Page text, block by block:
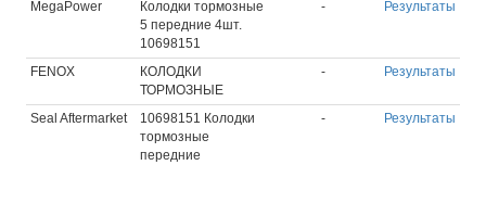
MegaPower
Колодки тормозные
5 передние 4шт.
10698151
- Результаты
FENOX
КОЛОДКИ
ТОРМОЗНЫЕ
- Результаты
Seal Aftermarket
10698151 Колодки
тормозные
передние
- Результаты